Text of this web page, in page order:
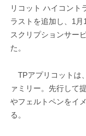
リコット ハイコント
ラストを追加し、1
スクリプションサー
た。
TPアプリコットは
ァミリー。先行して
やフェルトペンをイ
る。